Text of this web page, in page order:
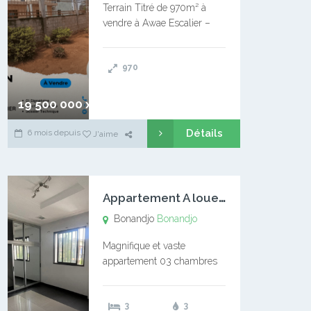
19 500 000 xaf
Terrain Titré de 970m² à
vendre à Awae Escalier –
l’Université Catholique –
970
6 mois depuis J'aime Détails
A
ppartement A louer Bonandjo
Bonandjo Bonandjo
Magnifique et vaste
appartement 03 chambres
douches 01 vaste salon 01
3
3